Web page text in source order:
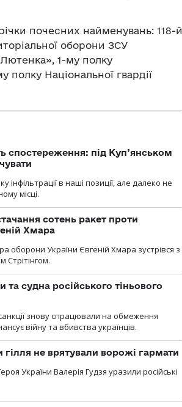
почесних найменувань: 118-й
оборони ЗСУ
1-му полку
полку Національної гвардії
спостереження: під Куп’янськом
в наші позиції, але далеко не
місці.
сотень ракет проти
Хмара
оборони України Євгеній Хмара зустрівся з
Стрітінгом.
судна російського тіньового
знову спрацювали на обмеження
війну та вбивства українців.
не врятували ворожі гармати
України Валерія Гудзя уразили російські